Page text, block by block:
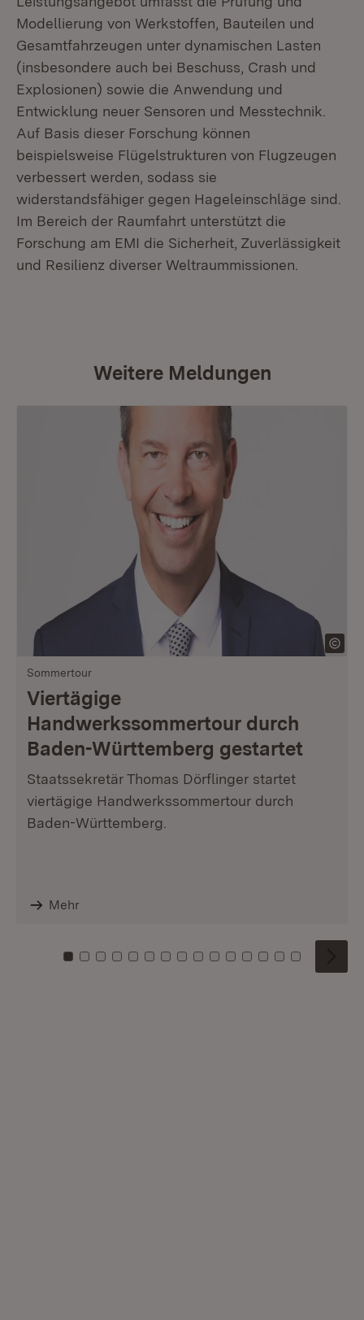
Modellierung von Werkstoffen, Bauteilen und
Gesamtfahrzeugen unter dynamischen Lasten
(insbesondere auch bei Beschuss, Crash und
Explosionen) sowie die Anwendung und
Entwicklung neuer Sensoren und Messtechnik.
Auf Basis dieser Forschung können
beispielsweise Flügelstrukturen von Flugzeugen
verbessert werden, sodass sie
widerstandsfähiger gegen Hageleinschläge sind.
Im Bereich der Raumfahrt unterstützt die
Forschung am EMI die Sicherheit, Zuverlässigkeit
und Resilienz diverser Weltraummissionen.
Weitere Meldungen
Sommertour
Viertägige
Handwerkssommertour durch
Baden-Württemberg gestartet
Staatssekretär Thomas Dörflinger startet
viertägige Handwerkssommertour durch
Baden-Württemberg.
Mehr
Zu Kachel: 0
Zu Kachel: 1
Zu Kachel: 2
Zu Kachel: 3
Zu Kachel: 4
Zu Kachel: 5
Zu Kachel: 6
Zu Kachel: 7
Zu Kachel: 8
Zu Kachel: 9
Zu Kachel: 10
Zu Kachel: 11
Zu Kachel: 12
Zu Kachel:
Zu